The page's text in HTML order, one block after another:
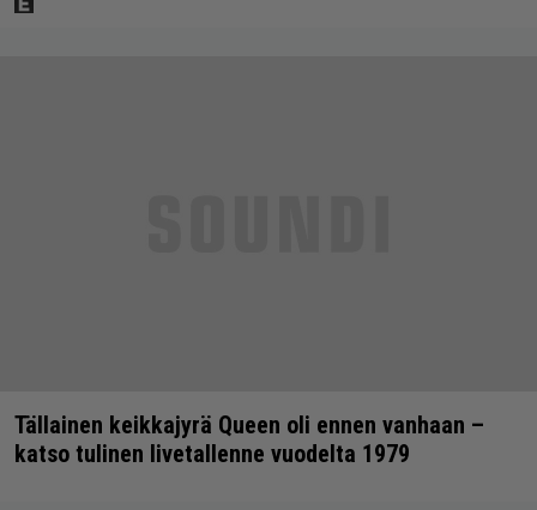
Tällainen keikkajyrä Queen oli ennen vanhaan –
katso tulinen livetallenne vuodelta 1979